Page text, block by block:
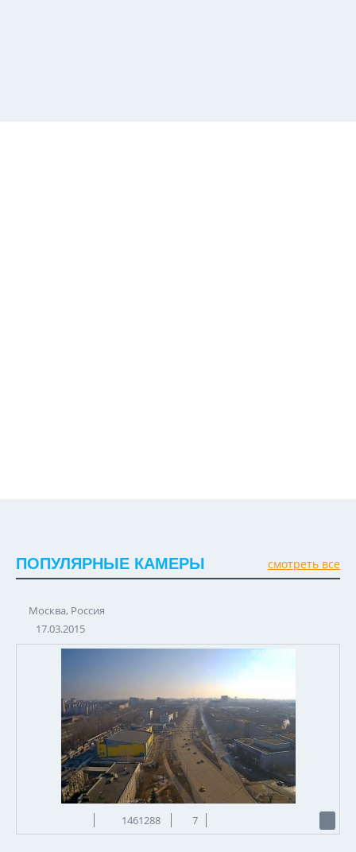
ПОПУЛЯРНЫЕ КАМЕРЫ смотреть все
Москва, Россия
17.03.2015
1461288 7